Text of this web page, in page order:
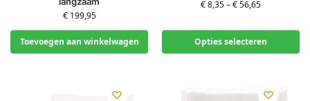
€199,95
Toevoegen aan winkelwagen
€8,35–€56,65
Opties selecteren